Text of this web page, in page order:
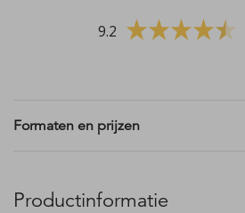
9.2
Formaten en prijzen
Productinformatie